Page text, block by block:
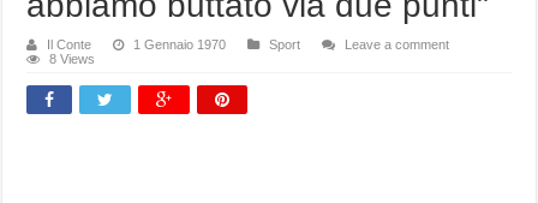
Il Conte 1 Gennaio 1970 Sport
Leave a comment
8 Views